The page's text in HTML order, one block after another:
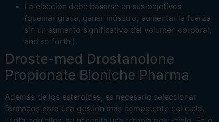
La elección debe basarse en sus objetivos
(quemar grasa, ganar músculo, aumentar la fuerza
sin un aumento significativo del volumen corporal,
and so forth.).
Droste-med Drostanolone
Propionate Bioniche Pharma
Además de los esteroides, es necesario seleccionar
fármacos para una gestión más competente del ciclo.
Junto con ellos, se necesita una terapia post-ciclo. Esto